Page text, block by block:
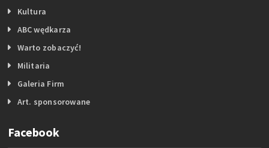
Kultura
ABC wędkarza
Warto zobaczyć!
Militaria
Galeria Firm
Art. sponsorowane
Facebook